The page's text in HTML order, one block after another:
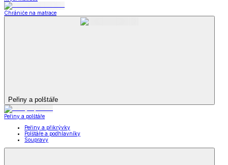
Chrániče na matrace
Peřiny a polštáře
Peřiny a polštáře
Peřiny a přikrývky
Polštáře a podhlavníky
Soupravy